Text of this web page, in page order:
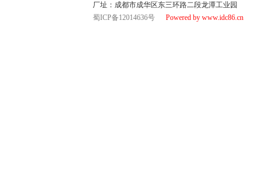
厂址：成都市成华区东三环路二段龙潭工业园
蜀ICP备12014636号
Powered by www.idc86.cn